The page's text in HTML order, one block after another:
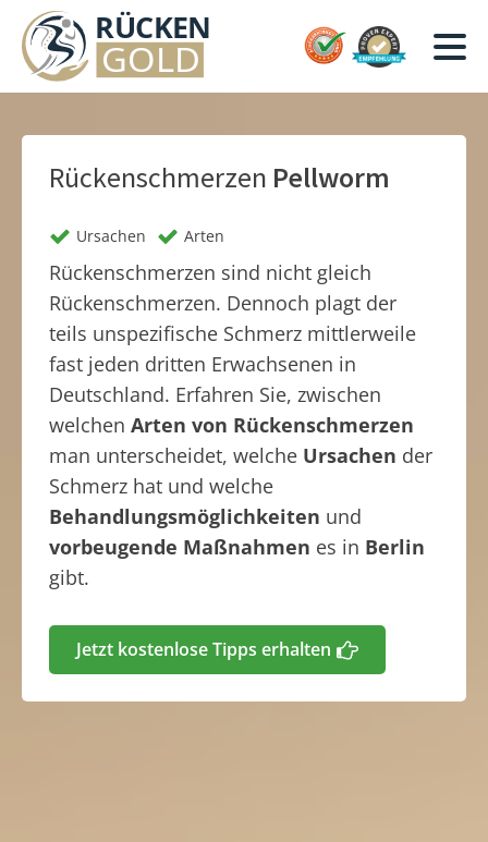
Rückenschmerzen Pellworm
Ursachen Arten
Rückenschmerzen sind nicht gleich
Rückenschmerzen. Dennoch plagt der
teils unspezifische Schmerz mittlerweile
fast jeden dritten Erwachsenen in
Deutschland. Erfahren Sie, zwischen
welchen Arten von Rückenschmerzen
man unterscheidet, welche Ursachen der
Schmerz hat und welche
Behandlungsmöglichkeiten und
vorbeugende Maßnahmen es in Berlin
gibt.
Jetzt kostenlose Tipps erhalten